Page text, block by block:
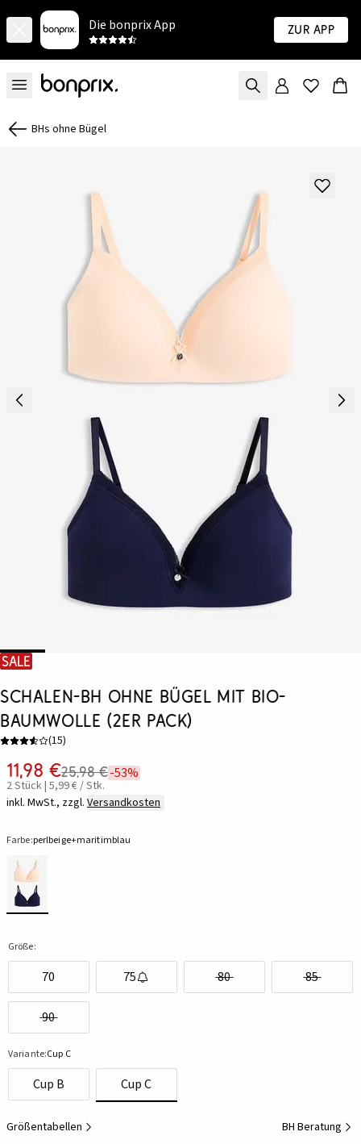
Die bonprix App Zur App
BHs ohne Bügel
SALE
Schalen-BH ohne Bügel mit Bio-
Baumwolle (2er Pack)
(15)
11,98 €25,98 €-53%
2 Stück | 5,99 € / Stk.
inkl. MwSt., zzgl. Versandkosten
Farbe:perlbeige+maritimblau
Größe:
70 75 80 85
90
Variante:Cup C
Cup B Cup C
Größentabellen BH Beratung